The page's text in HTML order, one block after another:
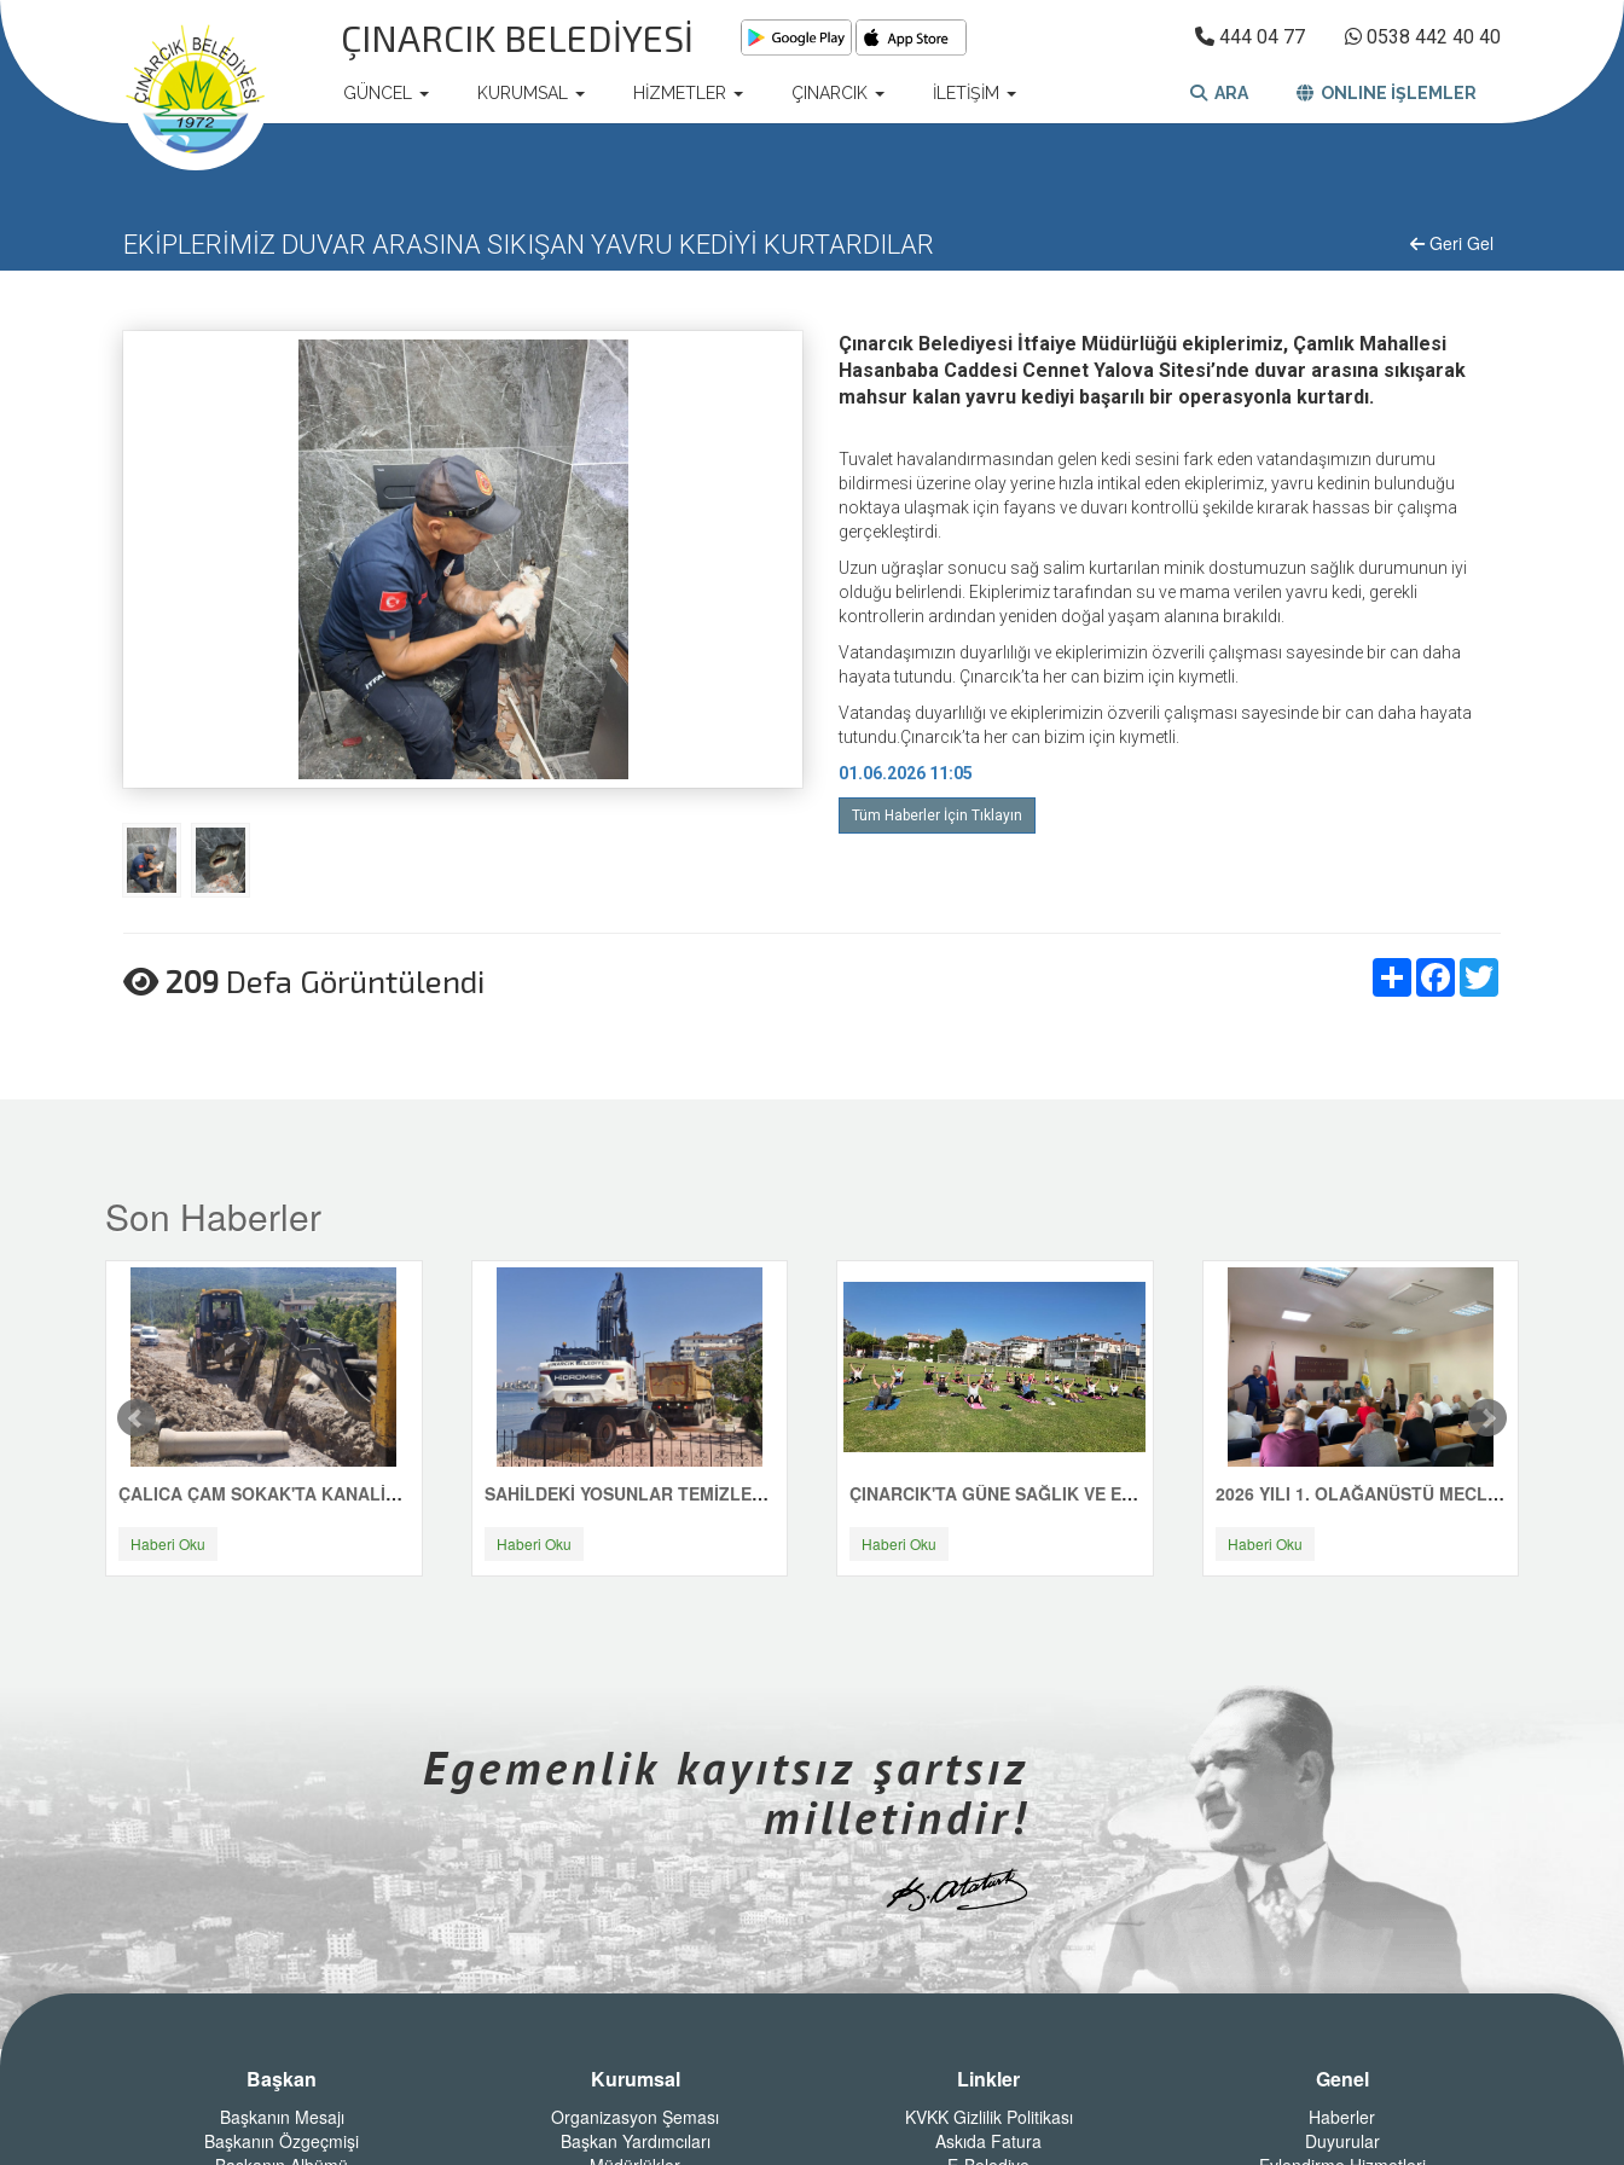
ÇINARCIK BELEDİYESİ 444 04 77 0538 442 40 40
GÜNCEL KURUMSAL HİZMETLER ÇINARCIK İLETİŞİM ARA ONLINE İŞLEMLER
EKİPLERİMİZ DUVAR ARASINA SIKIŞAN YAVRU KEDİYİ KURTARDILAR Geri Gel
Çınarcık Belediyesi İtfaiye Müdürlüğü ekiplerimiz, Çamlık Mahallesi
Hasanbaba Caddesi Cennet Yalova Sitesi’nde duvar arasına sıkışarak
mahsur kalan yavru kediyi başarılı bir operasyonla kurtardı.
Tuvalet havalandırmasından gelen kedi sesini fark eden vatandaşımızın durumu
bildirmesi üzerine olay yerine hızla intikal eden ekiplerimiz, yavru kedinin bulunduğu
noktaya ulaşmak için fayans ve duvarı kontrollü şekilde kırarak hassas bir çalışma
gerçekleştirdi.
Uzun uğraşlar sonucu sağ salim kurtarılan minik dostumuzun sağlık durumunun iyi
olduğu belirlendi. Ekiplerimiz tarafından su ve mama verilen yavru kedi, gerekli
kontrollerin ardından yeniden doğal yaşam alanına bırakıldı.
Vatandaşımızın duyarlılığı ve ekiplerimizin özverili çalışması sayesinde bir can daha
hayata tutundu. Çınarcık’ta her can bizim için kıymetli.
Vatandaş duyarlılığı ve ekiplerimizin özverili çalışması sayesinde bir can daha hayata
tutundu.Çınarcık’ta her can bizim için kıymetli.
01.06.2026 11:05
Tüm Haberler İçin Tıklayın
209 Defa Görüntülendi Share Facebook
Son Haberler
ÇALICA ÇAM SOKAK'TA KANALİZASYON ÇALIŞMASI
Haberi Oku
SAHİLDEKİ YOSUNLAR TEMİZLENİYOR
Haberi Oku
ÇINARCIK'TA GÜNE SAĞLIK VE ENERJİYLE BAŞLIYORUZ
Haberi Oku
2026 YILI 1. OLAĞANÜSTÜ MECLİS TOPLANTISI YAPILDI
Haberi Oku
Egemenlik kayıtsız şartsız
milletindir!
Başkan
Başkanın Mesajı
Başkanın Özgeçmişi
Kurumsal
Organizasyon Şeması
Başkan Yardımcıları
Linkler
KVKK Gizlilik Politikası
Askıda Fatura
Genel
Haberler
Duyurular